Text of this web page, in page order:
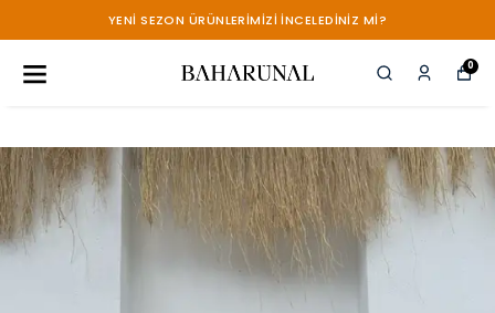
YENİ SEZON ÜRÜNLERİMİZİ İNCELEDİNİZ Mİ?
0